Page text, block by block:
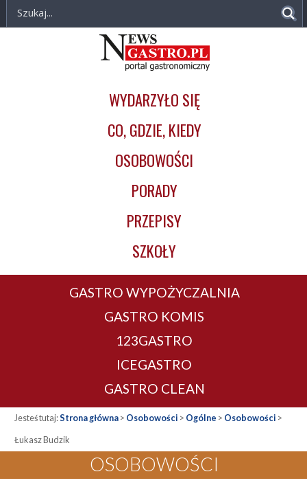
Przejdź do treści
NewsGastro.pl
gastronomiczny
WYDARZYŁO SIĘ
CO, GDZIE, KIEDY
OSOBOWOŚCI
PORADY
PRZEPISY
SZKOŁY
GASTRO WYPOŻYCZALNIA
GASTRO KOMIS
123GASTRO
ICEGASTRO
GASTRO CLEAN
Jesteś tutaj:Strona główna> Osobowości > Ogólne > Osobowości >
Łukasz Budzik
OSOBOWOŚCI